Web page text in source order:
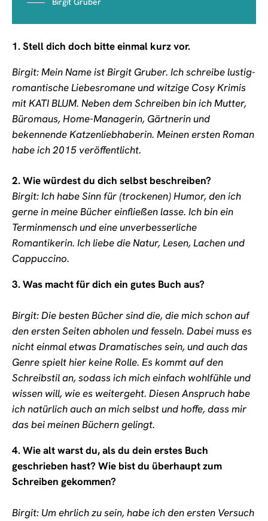
1. Stell dich doch bitte einmal kurz vor.
Birgit: Mein Name ist Birgit Gruber. Ich schreibe lustig-
romantische Liebesromane und witzige Cosy Krimis
mit KATI BLUM. Neben dem Schreiben bin ich Mutter,
Büromaus, Home-Managerin, Gärtnerin und
bekennende Katzenliebhaberin. Meinen ersten Roman
habe ich 2015 veröffentlicht.
2. Wie würdest du dich selbst beschreiben?
Birgit: Ich habe Sinn für (trockenen) Humor, den ich
gerne in meine Bücher einfließen lasse. Ich bin ein
Terminmensch und eine unverbesserliche
Romantikerin. Ich liebe die Natur, Lesen, Lachen und
Cappuccino.
3.Was macht für dich ein gutes Buch aus?
Birgit: Die besten Bücher sind die, die mich schon auf
den ersten Seiten abholen und fesseln. Dabei muss es
nicht einmal etwas Dramatisches sein, und auch das
Genre spielt hier keine Rolle. Es kommt auf den
Schreibstil an, sodass ich mich einfach wohlfühle und
wissen will, wie es weitergeht. Diesen Anspruch habe
ich natürlich auch an mich selbst und hoffe, dass mir
das bei meinen Büchern gelingt.
4.Wie alt warst du, als du dein erstes Buch
geschrieben hast? Wie bist du überhaupt zum
Schreiben gekommen?
Birgit: Um ehrlich zu sein, habe ich den ersten Versuch